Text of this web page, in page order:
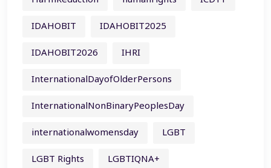
IDAHOBIT
IDAHOBIT2025
IDAHOBIT2026
IHRI
InternationalDayofOlderPersons
InternationalNonBinaryPeoplesDay
internationalwomensday
LGBT
LGBT Rights
LGBTIQNA+